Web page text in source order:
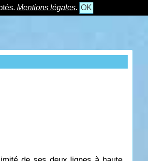
Mentions légales. OK